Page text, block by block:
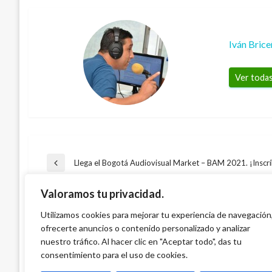
Valoramos tu privacidad.
Utilizamos cookies para mejorar tu experiencia de navegación,
ofrecerte anuncios o contenido personalizado y analizar
nuestro tráfico. Al hacer clic en "Aceptar todo", das tu
consentimiento para el uso de cookies.
Iván
Ver
Navegación
de
entradas
Entrada
Llega el Bogotá Audiovisual Market – BAM 2021.
TAMBIÉN PODRÍA GUSTARTE
Radamel Falcao García podría jugar en
Real
Iván Briceño miércoles noviembre 16, 2011
Colombia cayó 1-0 ante Canadá en
Iván Briceño martes septiembre 25, 2012